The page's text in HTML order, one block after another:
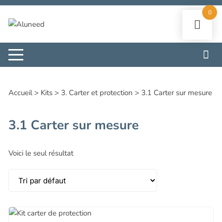
Aller
contenu
Accueil> Kits > 3. Carter et protection > 3.1 Carter sur mesure
3.1 Carter sur mesure
Voici le seul résultat
0